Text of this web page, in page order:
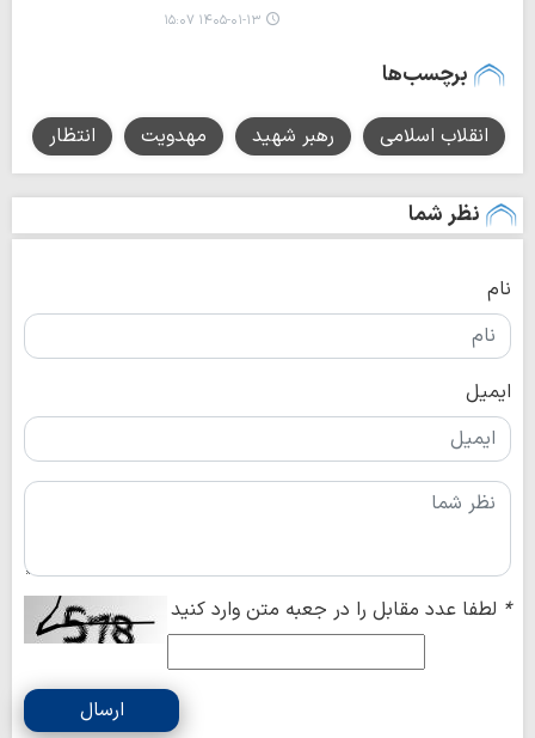
۱۴۰۵-۰۱-۱۳ ۱۵:۰۷
برچسب‌ها
انقلاب اسلامی رهبر شهید مهدویت انتظار
نظر شما
نام
ایمیل
* لطفا عدد مقابل را در جعبه متن وارد کنید
ارسال